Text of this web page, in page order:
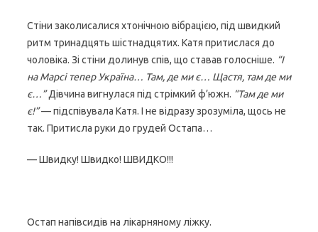
Стіни заколисалися хтонічною вібрацією, під швидкий
ритм тринадцять шістнадцятих. Катя притислася до
чоловіка. Зі стіни долинув спів, що ставав голосніше. “І
на Марсі тепер Україна… Там, де ми є… Щастя, там де ми
є…”Дівчина вигнулася під стрімкий ф’южн. “Там де ми
є!”— підспівувала Катя. І не відразу зрозуміла, щось не
так. Притисла руки до грудей Остапа…
— Швидку! Швидко! ШВИДКО!!!
Остап напівсидів на лікарняному ліжку.